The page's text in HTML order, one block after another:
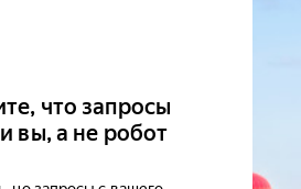
что запросы
вы, а не робот